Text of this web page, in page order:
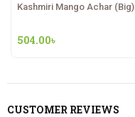
Kashmiri Mango Achar (Big)
504.00৳
CUSTOMER REVIEWS